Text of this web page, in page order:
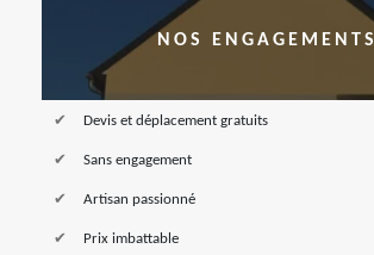
NOS ENGAGEMENTS
Devis et déplacement gratuits
Sans engagement
Artisan passionné
Prix imbattable